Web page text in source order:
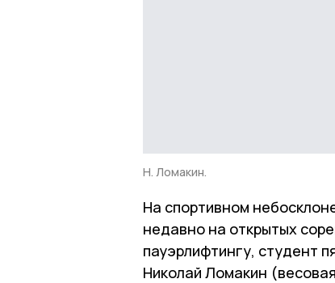
Н. Ломакин.
На спортивном
недавно на открытых
пауэрлифтингу, студент
Николай Ломакин